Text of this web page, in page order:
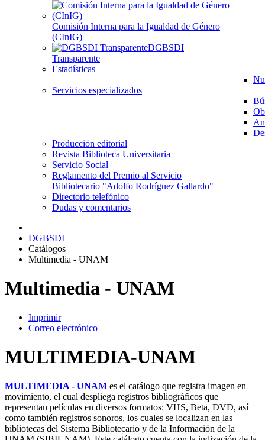
Comisión Interna para la Igualdad de Género
(CInIG)
DGBSDI
Transparente
Estadísticas
Servicios especializados
Producción editorial
Revista Biblioteca Universitaria
Servicio Social
Reglamento del Premio al Servicio
Bibliotecario "Adolfo Rodríguez Gallardo"
Directorio telefónico
Dudas y comentarios
DGBSDI
Catálogos
Multimedia - UNAM
Multimedia - UNAM
Imprimir
Correo electrónico
MULTIMEDIA-UNAM
MULTIMEDIA - UNAM es el catálogo que registra imagen en
movimiento, el cual despliega registros bibliográficos que
representan películas en diversos formatos: VHS, Beta, DVD, así
como también registros sonoros, los cuales se localizan en las
bibliotecas del Sistema Bibliotecario y de la Información de la